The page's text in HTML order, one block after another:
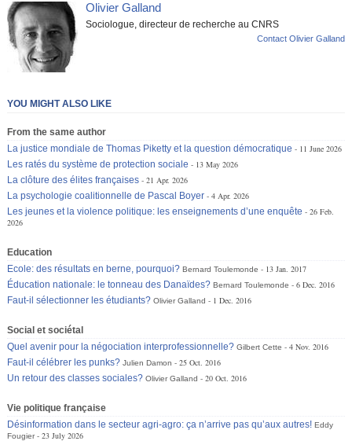
Olivier Galland
Sociologue, directeur de recherche au CNRS
Contact Olivier Galland
YOU MIGHT ALSO LIKE
From the same author
La justice mondiale de Thomas Piketty et la question démocratique
11 June 2026
Les ratés du système de protection sociale
13 May 2026
La clôture des élites françaises
21 Apr. 2026
La psychologie coalitionnelle de Pascal Boyer
4 Apr. 2026
Les jeunes et la violence politique: les enseignements d’une enquête
26 Feb.
2026
Education
Ecole: des résultats en berne, pourquoi? Bernard Toulemonde
13 Jan. 2017
Éducation nationale: le tonneau des Danaïdes? Bernard Toulemonde
6 Dec. 2016
Faut-il sélectionner les étudiants? Olivier Galland 1 Dec. 2016
Social et sociétal
Quel avenir pour la négociation interprofessionnelle? Gilbert Cette
4 Nov. 2016
Faut-il célébrer les punks? Julien Damon
25 Oct. 2016
Un retour des classes sociales? Olivier Galland 20 Oct. 2016
Vie politique française
Désinformation dans le secteur agri-agro: ça n’arrive pas qu’aux autres! Eddy
Fougier
23 July 2026